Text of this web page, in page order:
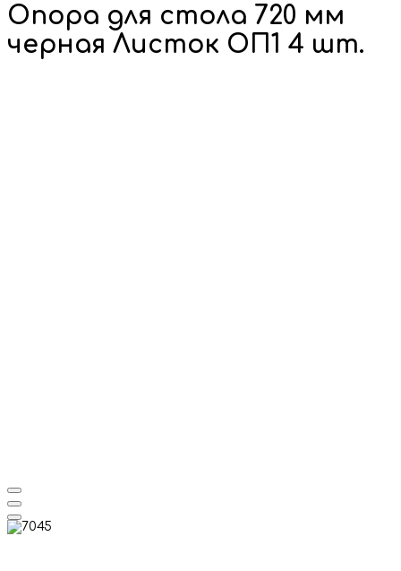
Опора для стола 720 мм
черная Листок ОП1 4 шт.